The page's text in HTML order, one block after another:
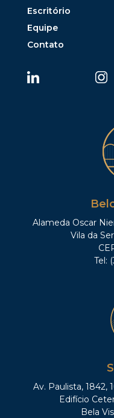
Escritório
Equipe
Contato
Alameda Oscar
Vila da
Tel:
Av. Paulista, 1842,
Edifício
Bela